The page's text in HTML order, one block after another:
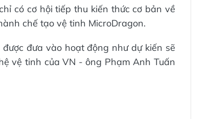
có cơ hội tiếp thu kiến thức cơ bản về
chế tạo vệ tinh MicroDragon.
đưa vào hoạt động như dự kiến sẽ
vệ tinh của VN - ông Phạm Anh Tuấn